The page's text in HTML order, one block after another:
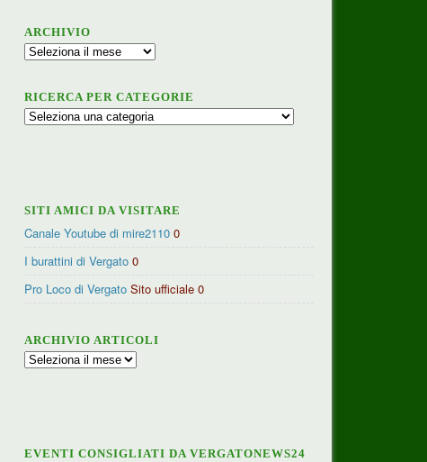
ARCHIVIO
Archivio
RICERCA PER CATEGORIE
Ricerca
SITI AMICI DA VISITARE
Canale Youtube di mire2110 0
I burattini di Vergato 0
Pro Loco di Vergato Sito ufficiale 0
ARCHIVIO ARTICOLI
Archivio
EVENTI CONSIGLIATI DA VERGATONEWS24